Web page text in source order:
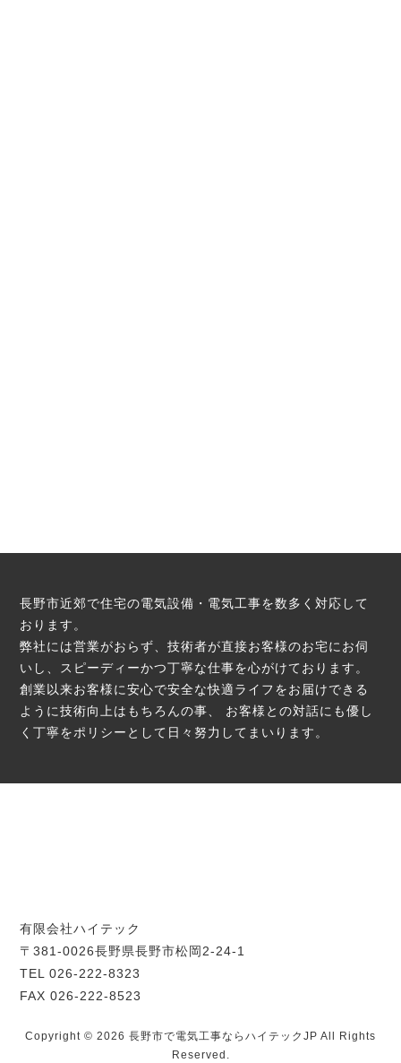
長野市近郊で住宅の電気設備・電気工事を数多く対応して
おります。
弊社には営業がおらず、技術者が直接お客様のお宅にお伺
いし、スピーディーかつ丁寧な仕事を心がけております。
創業以来お客様に安心で安全な快適ライフをお届けできる
ように技術向上はもちろんの事、
お客様との対話にも優し
く丁寧をポリシーとして日々努力してまいります。
有限会社ハイテック
〒381-0026長野県長野市松岡2-24-1
TEL 026-222-8323
FAX 026-222-8523
Copyright © 2026 長野市で電気工事ならハイテックJP All Rights
Reserved.